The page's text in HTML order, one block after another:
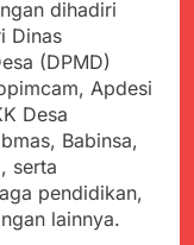
Sukabumi
310/KK
Sukabumi
Terkait
obat
Kadaluarsa
Obat
di
yang
dihadiri
Dinas
(DPMD)
Apdesi
Desa
Babinsa,
serta
pendidikan,
lainnya.